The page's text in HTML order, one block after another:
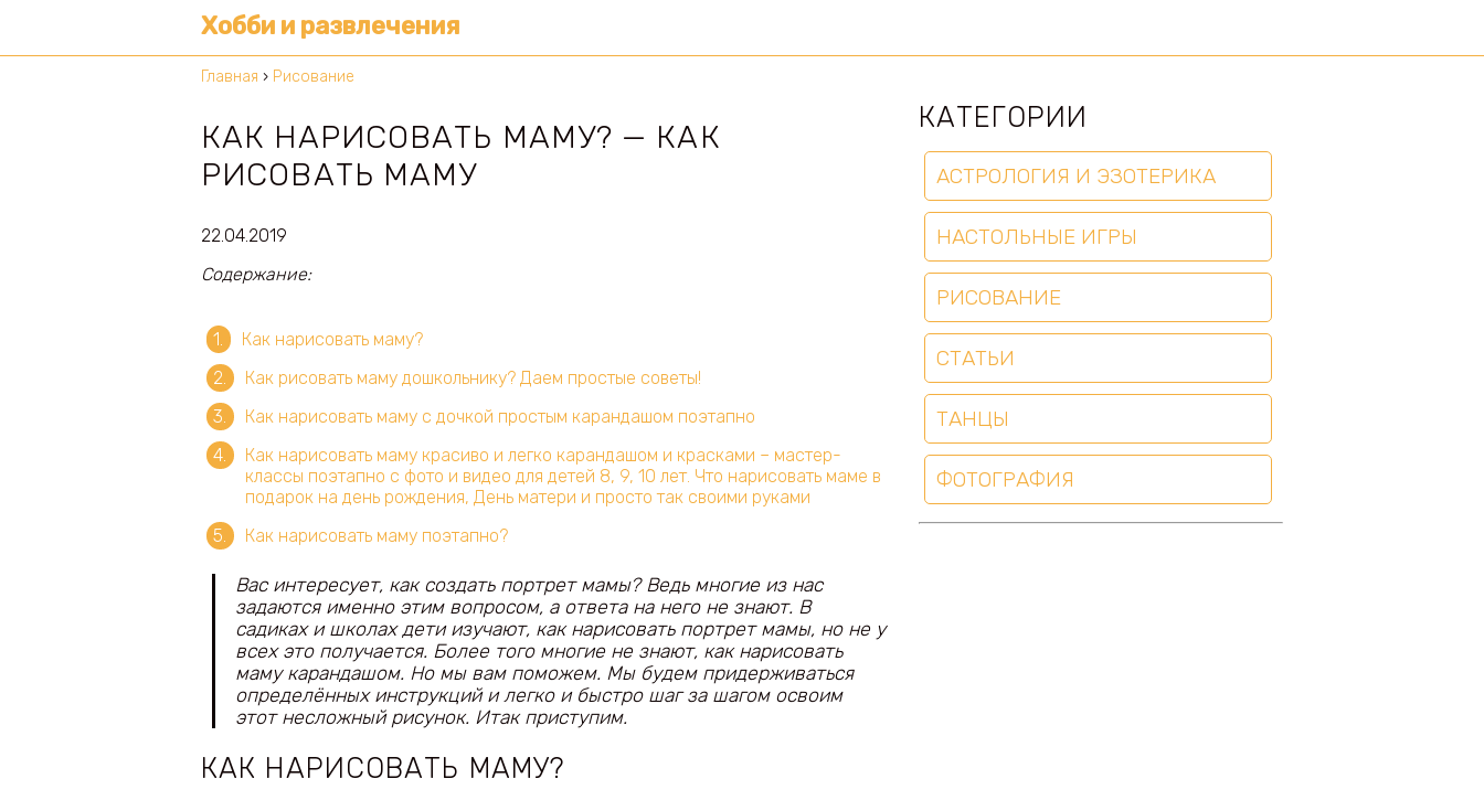
Хобби и развлечения
Главная › Рисование
КАК НАРИСОВАТЬ МАМУ? — КАК
РИСОВАТЬ МАМУ
22.04.2019
Содержание:
Как нарисовать маму?
Как рисовать маму дошкольнику? Даем простые советы!
Как нарисовать маму с дочкой простым карандашом поэтапно
Как нарисовать маму красиво и легко карандашом и красками – мастер-
классы поэтапно с фото и видео для детей 8, 9, 10 лет. Что нарисовать маме в
подарок на день рождения, День матери и просто так своими руками
Как нарисовать маму поэтапно?
Вас интересует, как cоздать портрет мамы? Ведь многие из нас
задаются именно этим вопросом, а ответа на него не знают. В
садиках и школах дети изучают, как нарисовать портрет мамы, но не у
всех это получается. Более того многие не знают, как нарисовать
маму карандашом. Но мы вам поможем. Мы будем придерживаться
определённых инструкций и легко и быстро шаг за шагом освоим
этот несложный рисунок. Итак приступим.
КАК НАРИСОВАТЬ МАМУ?
КАТЕГОРИИ
АСТРОЛОГИЯ И ЭЗОТЕРИКА
НАСТОЛЬНЫЕ ИГРЫ
РИСОВАНИЕ
СТАТЬИ
ТАНЦЫ
ФОТОГРАФИЯ